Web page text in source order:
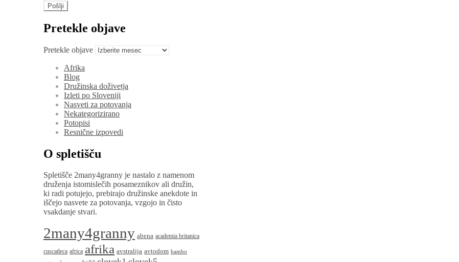
Pretekle objave
Pretekle objave
Afrika
Blog
Družinska doživetja
Izleti po Sloveniji
Nasveti za potovanja
Nekategorizirano
Potopisi
Resnične izpovedi
O spletišču
Spletišče 2many4granny je nastalo z namenom
druženja istomislečih posameznikov ali družin,
ki radi potujejo, prebirajo družinske anekdote in
iščejo nasvete za potovanja, vzgojo in čisto
vsakdanje stvari.
2many4granny abena academia britanica
cuscatleca africa afrika avstralija avtodom bambo